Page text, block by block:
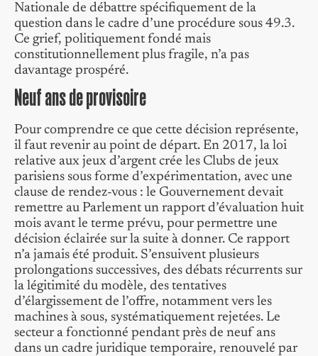
Nationale de débattre spécifiquement de la
question dans le cadre d’une procédure sous 49.3.
Ce grief, politiquement fondé mais
constitutionnellement plus fragile, n’a pas
davantage prospéré.
Neuf ans de provisoire
Pour comprendre ce que cette décision représente,
il faut revenir au point de départ. En 2017, la loi
relative aux jeux d’argent crée les Clubs de jeux
parisiens sous forme d’expérimentation, avec une
clause de rendez-vous : le Gouvernement devait
remettre au Parlement un rapport d’évaluation huit
mois avant le terme prévu, pour permettre une
décision éclairée sur la suite à donner. Ce rapport
n’a jamais été produit. S’ensuivent plusieurs
prolongations successives, des débats récurrents sur
la légitimité du modèle, des tentatives
d’élargissement de l’offre, notamment vers les
machines à sous, systématiquement rejetées. Le
secteur a fonctionné pendant près de neuf ans
dans un cadre juridique temporaire, renouvelé par